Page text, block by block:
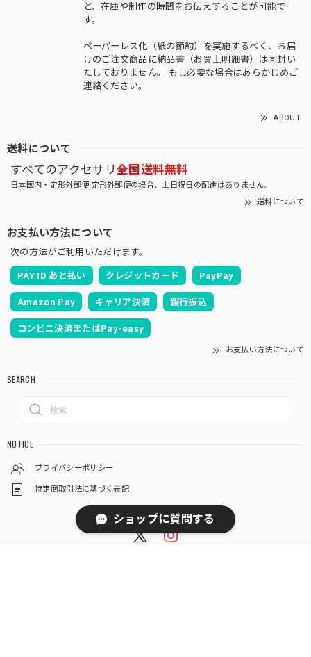
と、在庫や制作の時間をお伝えすることが可能で
す。
ペーパーレス化（紙の節約）を実施するべく、お届
けのご注文商品に納品書（お買上明細書）は同封い
たしておりません。 もし必要な場合はあらかじめご
連絡ください。
ABOUT
送料について
すべてのアクセサリ 全国送料無料
日本国内・定形外郵便 定形外郵便の場合、土日祝日の配達はありません。
送料について
お支払い方法について
次の方法がご利用いただけます。
PAY ID あと払い クレジットカード PayPay
Amazon Pay キャリア決済 銀行振込
コンビニ決済またはPay-easy
お支払い方法について
SEARCH
NOTICE
プライバシーポリシー
特定商取引法に基づく表記
ショップに質問する